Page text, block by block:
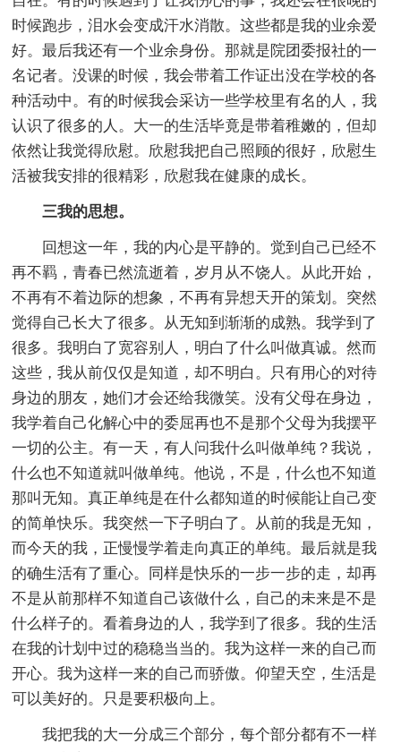
时候跑步，泪水会变成汗水消散。这些都是我的业余爱
好。最后我还有一个业余身份。那就是院团委报社的一
名记者。没课的时候，我会带着工作证出没在学校的各
种活动中。有的时候我会采访一些学校里有名的人，我
认识了很多的人。大一的生活毕竟是带着稚嫩的，但却
依然让我觉得欣慰。欣慰我把自己照顾的很好，欣慰生
活被我安排的很精彩，欣慰我在健康的成长。
三我的思想。
回想这一年，我的内心是平静的。觉到自己已经不
再不羁，青春已然流逝着，岁月从不饶人。从此开始，
不再有不着边际的想象，不再有异想天开的策划。突然
觉得自己长大了很多。从无知到渐渐的成熟。我学到了
很多。我明白了宽容别人，明白了什么叫做真诚。然而
这些，我从前仅仅是知道，却不明白。只有用心的对待
身边的朋友，她们才会还给我微笑。没有父母在身边，
我学着自己化解心中的委屈再也不是那个父母为我摆平
一切的公主。有一天，有人问我什么叫做单纯？我说，
什么也不知道就叫做单纯。他说，不是，什么也不知道
那叫无知。真正单纯是在什么都知道的时候能让自己变
的简单快乐。我突然一下子明白了。从前的我是无知，
而今天的我，正慢慢学着走向真正的单纯。最后就是我
的确生活有了重心。同样是快乐的一步一步的走，却再
不是从前那样不知道自己该做什么，自己的未来是不是
什么样子的。看着身边的人，我学到了很多。我的生活
在我的计划中过的稳稳当当的。我为这样一来的自己而
开心。我为这样一来的自己而骄傲。仰望天空，生活是
可以美好的。只是要积极向上。
我把我的大一分成三个部分，每个部分都有不一样